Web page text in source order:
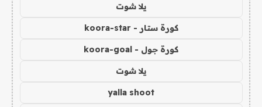
يلا شوت
كورة ستار - koora-star
كورة جول - koora-goal
يلا شوت
yalla shoot